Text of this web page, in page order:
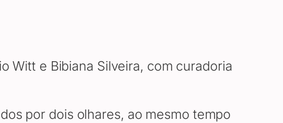
Witt e Bibiana Silveira, com curadoria
por dois olhares, ao mesmo tempo